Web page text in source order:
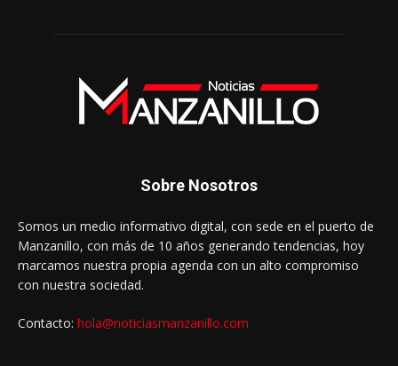
Sobre Nosotros
Somos un medio informativo digital, con sede en el puerto de
Manzanillo, con más de 10 años generando tendencias, hoy
marcamos nuestra propia agenda con un alto compromiso
con nuestra sociedad.
Contacto: hola@noticiasmanzanillo.com